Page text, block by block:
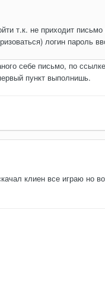
т.к. не приходит
логин пароль
себе письмо, по
пункт выполнишь.
клиен все играю но